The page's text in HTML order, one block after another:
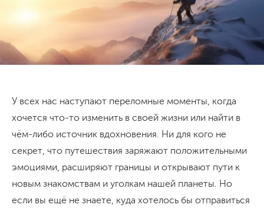
У всех нас наступают переломные моменты, когда
хочется что-то изменить в своей жизни или найти в
чём-либо источник вдохновения. Ни для кого не
секрет, что путешествия заряжают положительными
эмоциями, расширяют границы и открывают пути к
новым знакомствам и уголкам нашей планеты. Но
если вы ещё не знаете, куда хотелось бы отправиться